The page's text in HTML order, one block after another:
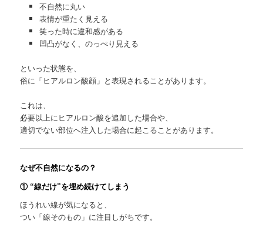
不自然に丸い
表情が重たく見える
笑った時に違和感がある
凹凸がなく、のっぺり見える
といった状態を、
俗に「ヒアルロン酸顔」と表現されることがあります。
これは、
必要以上にヒアルロン酸を追加した場合や、
適切でない部位へ注入した場合に起こることがあります。
なぜ不自然になるの？
① “線だけ”を埋め続けてしまう
ほうれい線が気になると、
つい「線そのもの」に注目しがちです。